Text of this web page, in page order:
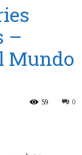
–
Mundo
0
59